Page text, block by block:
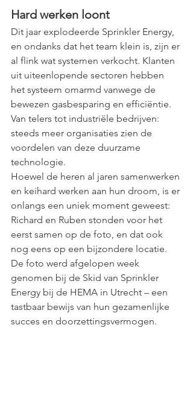
Hard werken loont
Dit jaar explodeerde Sprinkler Energy,
en ondanks dat het team klein is, zijn er
al flink wat systemen verkocht. Klanten
uit uiteenlopende sectoren hebben
het systeem omarmd vanwege de
bewezen gasbesparing en efficiëntie.
Van telers tot industriële bedrijven:
steeds meer organisaties zien de
voordelen van deze duurzame
technologie.
Hoewel de heren al jaren samenwerken
en keihard werken aan hun droom, is er
onlangs een uniek moment geweest:
Richard en Ruben stonden voor het
eerst samen op de foto, en dat ook
nog eens op een bijzondere locatie.
De foto werd afgelopen week
genomen bij de Skid van Sprinkler
Energy bij de HEMA in Utrecht – een
tastbaar bewijs van hun gezamenlijke
succes en doorzettingsvermogen.